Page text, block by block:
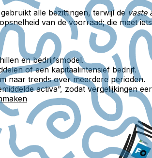
alle bezittingen, terwijl de vaste
van de voorraad; die meet
en bedrijfsmodel.
of een kapitaalintensief bedrijf.
naar trends over meerdere perioden.
activa”, zodat vergelijkingen